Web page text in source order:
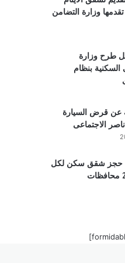
وزارة التضامن
طرح وزارة
السكنية بنظام
عن قرض السيارة
الاجتماعى
حجز شقق سكن لكل